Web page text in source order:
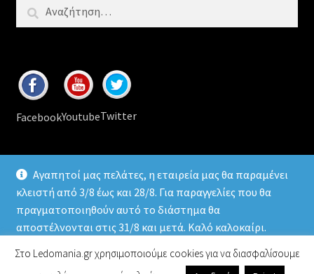
Αγαπητοί μας πελάτες, η εταιρεία μας θα παραμένει
κλειστή από 3/8 έως και 28/8. Για παραγγελίες που θα
πραγματοποιηθούν αυτό το διάστημα θα
αποστέλνονται στις 31/8 και μετά. Καλό καλοκαίρι.
για:
FacebookYoutubeTwitter
© 2026Ledomania.gr Led lamps & accessories
Στο Ledomania.gr χρησιμοποιούμε cookies για να διασφαλίσουμε